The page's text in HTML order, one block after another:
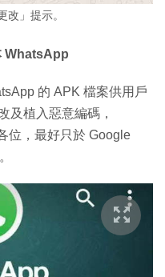
改」提示。
WhatsApp
的 APK 檔案供用戶
及植入惡意編碼，
位，最好只於 Google